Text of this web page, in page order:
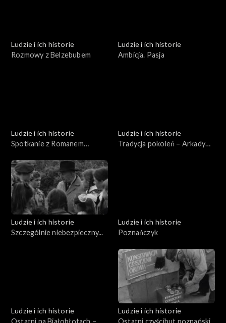
Ludzie i ich historie
Rozmowy z Belzebubem
Ludzie i ich historie
Ambicja. Pasja
Ludzie i ich historie
Spotkanie z Romanem
Ludzie i ich historie
Tradycja pokoleń – Arkady
Ludzie i ich historie
Szczególnie niebezpieczny...
Ludzie i ich historie
Poznańczyk
Ludzie i ich historie
Ludzie i ich historie